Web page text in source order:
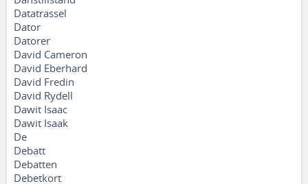
Datatrassel
Dator
Datorer
David Cameron
David Eberhard
David Fredin
David Rydell
Dawit Isaac
Dawit Isaak
De
Debatt
Debatten
Debetkort